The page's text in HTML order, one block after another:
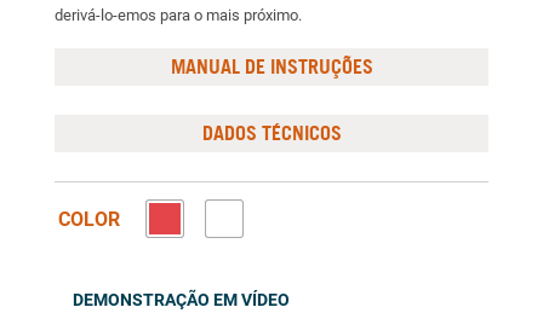
derivá-lo-emos para o mais próximo.
MANUAL DE INSTRUÇÕES
DADOS TÉCNICOS
COLOR
DEMONSTRAÇÃO EM VÍDEO